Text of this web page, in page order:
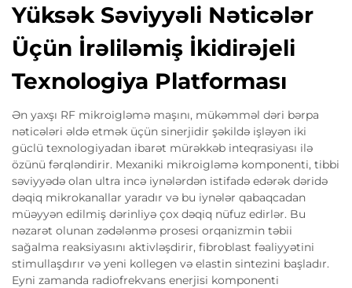
Yüksək Səviyyəli Nəticələr
Üçün İrəliləmiş İkidirəjeli
Texnologiya Platforması
Ən yaxşı RF mikroigləmə maşını, mükəmməl dəri bərpa
nəticələri əldə etmək üçün sinerjidir şəkildə işləyən iki
güclü texnologiyadan ibarət mürəkkəb inteqrasiyası ilə
özünü fərqləndirir. Mexaniki mikroigləmə komponenti, tibbi
səviyyədə olan ultra incə iynələrdən istifadə edərək dəridə
dəqiq mikrokanallar yaradır və bu iynələr qabaqcadan
müəyyən edilmiş dərinliyə çox dəqiq nüfuz edirlər. Bu
nəzarət olunan zədələnmə prosesi orqanizmin təbii
sağalma reaksiyasını aktivləşdirir, fibroblast fəaliyyətini
stimullaşdırır və yeni kollegen və elastin sintezini başladır.
Eyni zamanda radiofrekvans enerjisi komponenti